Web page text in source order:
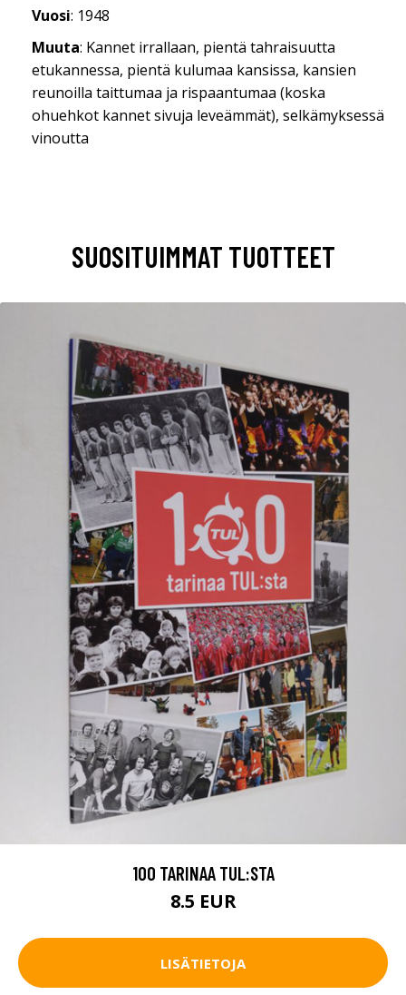
Vuosi: 1948
Muuta: Kannet irrallaan, pientä tahraisuutta
etukannessa, pientä kulumaa kansissa, kansien
reunoilla taittumaa ja rispaantumaa (koska
ohuehkot kannet sivuja leveämmät), selkämyksessä
vinoutta
SUOSITUIMMAT TUOTTEET
100 TARINAA TUL:STA
8.5 EUR
LISÄTIETOJA